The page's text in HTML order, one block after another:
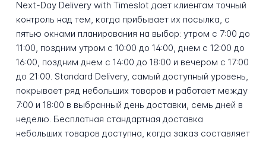
Next-Day Delivery with Timeslot дает клиентам точный
контроль над тем, когда прибывает их посылка, с
пятью окнами планирования на выбор: утром с 7:00 до
11:00, поздним утром с 10:00 до 14:00, днем с 12:00 до
16:00, поздним днем с 14:00 до 18:00 и вечером с 17:00
до 21:00. Standard Delivery, самый доступный уровень,
покрывает ряд небольших товаров и работает между
7:00 и 18:00 в выбранный день доставки, семь дней в
неделю. Бесплатная стандартная доставка
небольших товаров доступна, когда заказ составляет